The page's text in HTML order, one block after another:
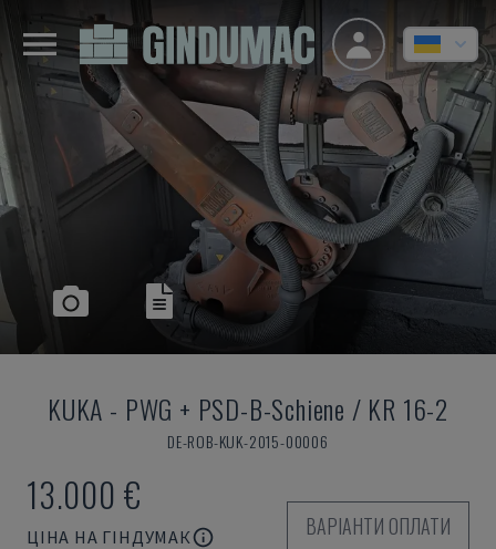
KUKA - PWG + PSD-B-Schiene / KR 16-2
DE-ROB-KUK-2015-00006
13.000 €
ЦІНА НА ГІНДУМАК
ВАРІАНТИ ОПЛАТИ